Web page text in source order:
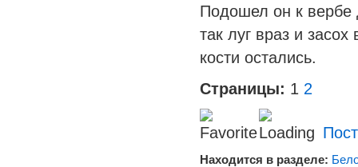
Подошел он к вербе
так луг враз и
кости остались.
Страницы: 1 2
Находится в разделе: